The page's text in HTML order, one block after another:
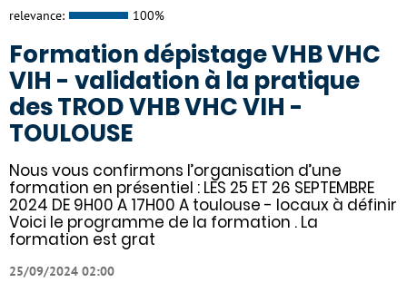
relevance: 100%
Formation dépistage VHB VHC
VIH - validation à la pratique
des TROD VHB VHC VIH -
TOULOUSE
Nous vous confirmons l’organisation d’une
formation en présentiel : LES 25 ET 26 SEPTEMBRE
2024 DE 9H00 A 17H00 A toulouse - locaux à définir
Voici le programme de la formation . La
formation est grat
25/09/2024 02:00